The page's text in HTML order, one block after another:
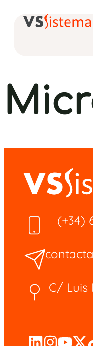
(+34)
C/ Luis